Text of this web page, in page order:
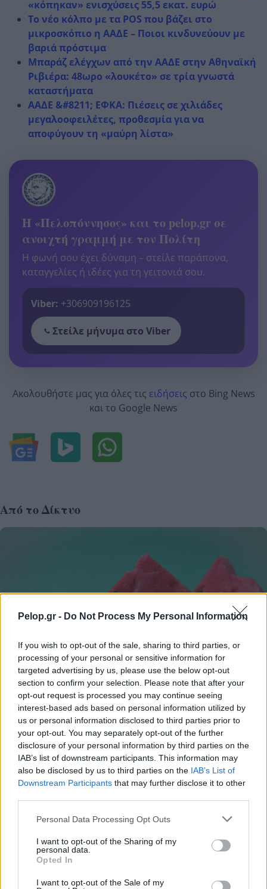
Pelop.gr - Do Not Process My Personal Information
If you wish to opt-out of the sale, sharing to third parties, or
processing of your personal or sensitive information for
targeted advertising by us, please use the below opt-out
section to confirm your selection. Please note that after your
opt-out request is processed you may continue seeing
interest-based ads based on personal information utilized by
us or personal information disclosed to third parties prior to
your opt-out. You may separately opt-out of the further
disclosure of your personal information by third parties on the
IAB’s list of downstream participants. This information may
also be disclosed by us to third parties on the IAB’s List of
Downstream Participants that may further disclose it to other
Please note that this website/app uses one or more Google
not limited to your visit or usage behaviour. You may click to
grant or deny consent to Google and its third-party tags to
use your data for below specified purposes in below Google
consent section.
Personal Data Processing Opt Outs
I want to opt-out of the Sharing of my
personal data.
Opted In
I want to opt-out of the Sale of my
«κόπηκαν» ενισχύσεις 55,5 εκατ. ευρώ
Το νέο κόλπο με τα POS που βάζει στο
μικροσκόπιο η ΑΑΔΕ – Ποιοι κινδυνεύουν με
βαριά πρόστιμα
Μπαράζ ελέγχων από την ΑΑΔΕ στην Αθηναϊκή
Ριβιέρα: 48ωρο «λουκέτο» σε τρία γνωστά
καταστήματα
ΑΑΔΕ &#8211; ΕΦΚΑ: Πιέσεις σε χιλιάδες
μεγαλοοφειλέτες, προθεσμία για να
αποφύγουν τη «μαύρη λίστα»
Η «Πελοπόννησος» και το pelop.gr σε
ανοιχτή γραμμή με τον Πολίτη
Η φωνή σου έχει δύναμη – στείλε παράπονα,
καταγγελίες ή ιδέες για τη γειτονιά σου.
Viber: +306909196125
Στείλε μήνυμα στο Viber
Ακολουθήστε μας για όλες τις ειδήσεις στο Bing News
και το Google News
Από το Δίκτυο
Γιατί δεν πρέπει να βάζεις ΠΟΤΕ μαχαίρι σε
καρπούζι αν δεν κάνεις πρώτα αυτή την κίνηση